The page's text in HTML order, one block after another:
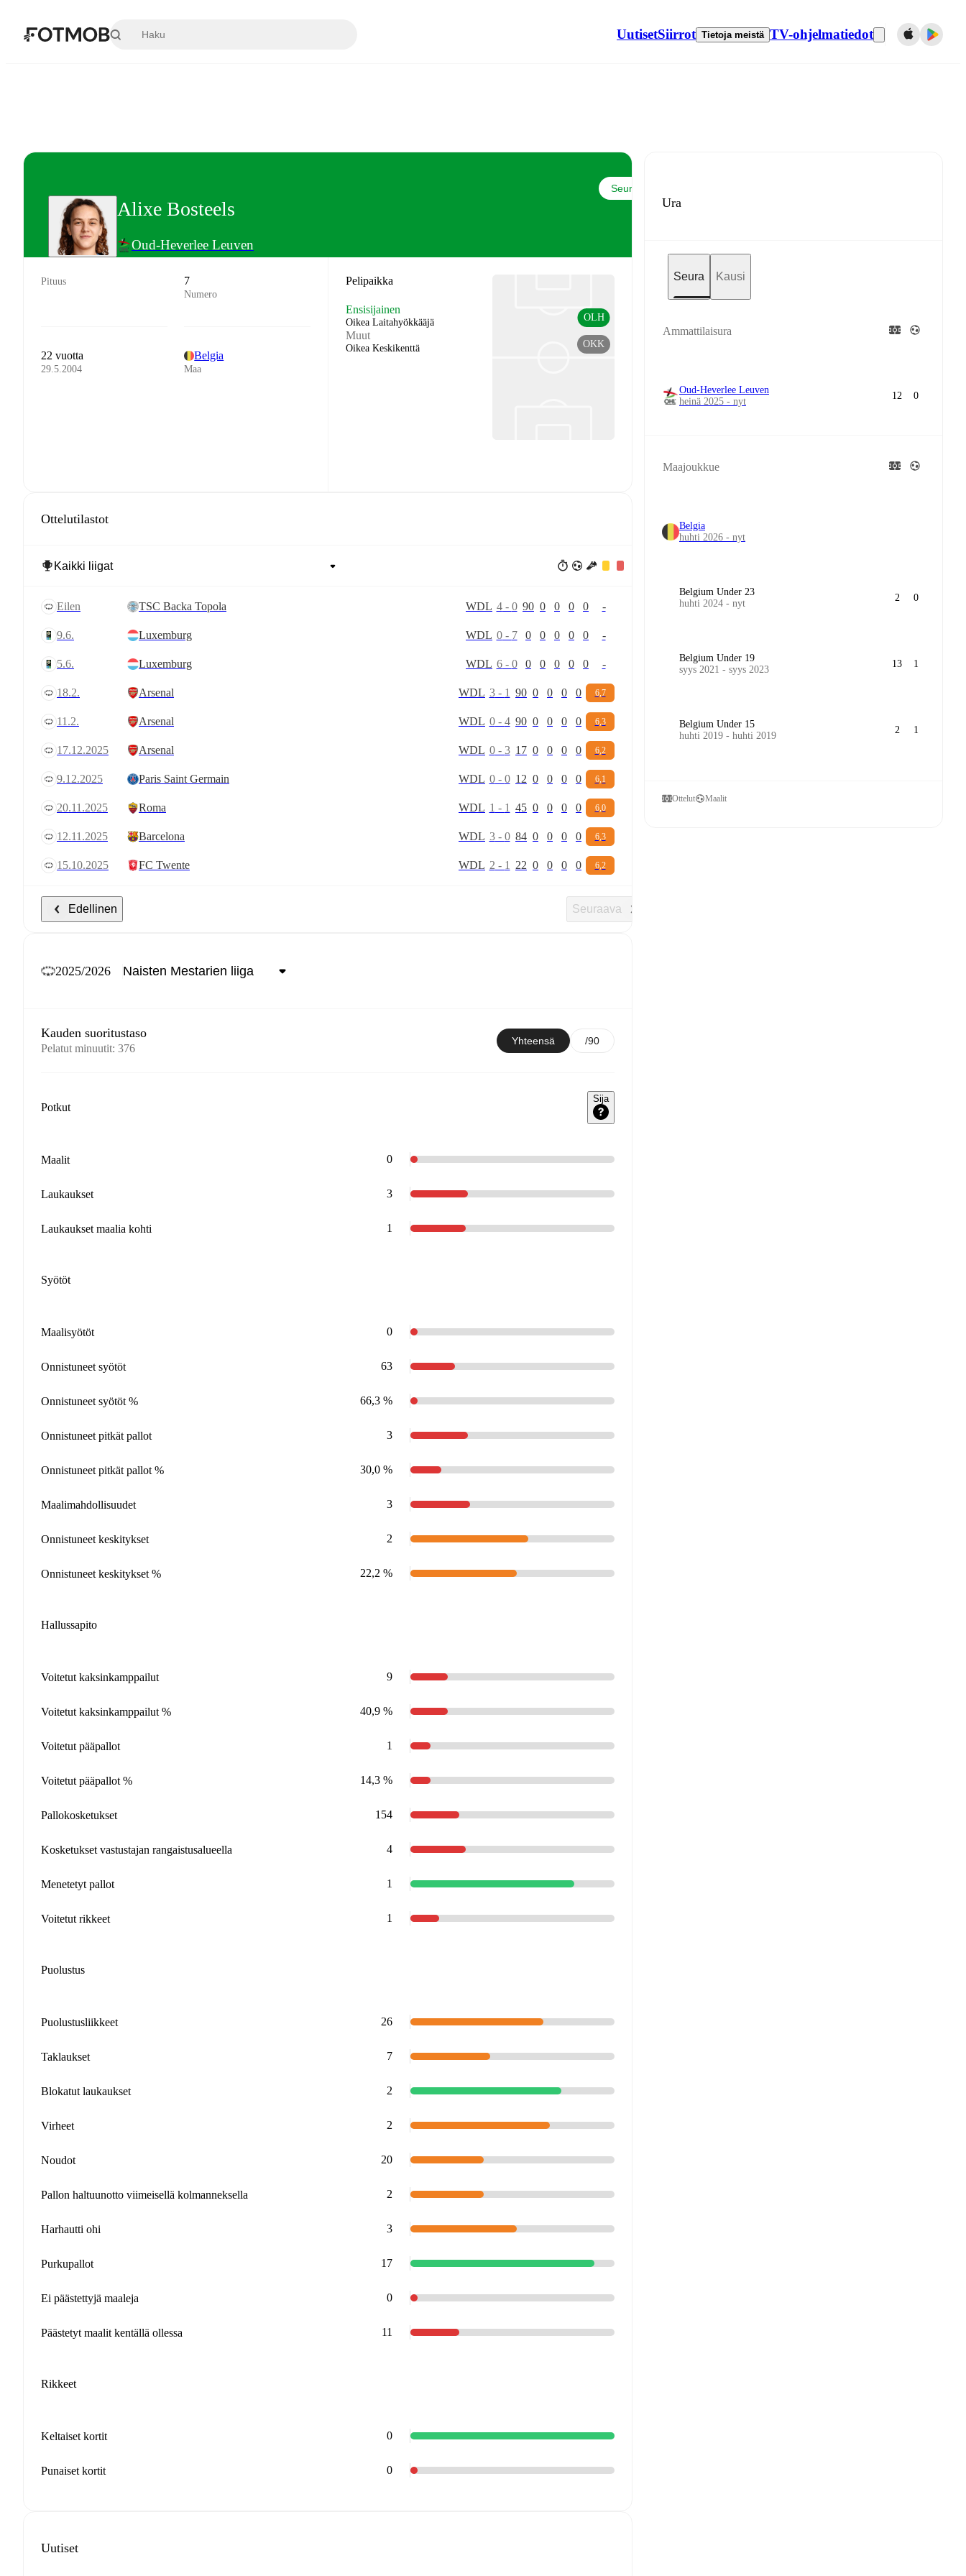
UutisetSiirrot Tietoja meistä TV-ohjelmatiedot
Alixe Bosteels
Oud-Heverlee Leuven
Seuraa
Pituus 7
Numero
22 vuotta
29.5.2004
Belgia
Maa
Pelipaikka
Ensisijainen
Oikea Laitahyökkääjä
Muut
Oikea Keskikenttä OKK
OLH
Ottelutilastot
eilen TSC Backa Topola WDL 4- 0 90 0 0 0 0 -
9.6. Luxemburg WDL 0- 7 0 0 0 0 0 -
5.6. Luxemburg WDL 6- 0 0 0 0 0 0 -
18.2. Arsenal WDL 3- 1 90 0 0 0 0 6,7
11.2. Arsenal WDL 0- 4 90 0 0 0 0 6,3
17.12.2025 Arsenal WDL 0- 3 17 0 0 0 0 6,2
9.12.2025 Paris Saint Germain WDL 0- 0 12 0 0 0 0 6,1
20.11.2025 Roma WDL 1 - 1 45 0 0 0 0 6,0
12.11.2025 Barcelona WDL 3- 0 84 0 0 0 0 6,3
15.10.2025 FC Twente WDL 2 - 1 22 0 0 0 0 6,2
Edellinen Seuraava
2025/2026
Kauden suoritustaso
Pelatut minuutit: 376
Yhteensä /90
Potkut
Sija
Maalit 0
Laukaukset 3
Laukaukset maalia kohti 1
Syötöt
Maalisyötöt 0
Onnistuneet syötöt 63
Onnistuneet syötöt % 66,3 %
Onnistuneet pitkät pallot 3
Onnistuneet pitkät pallot % 30,0 %
Maalimahdollisuudet 3
Onnistuneet keskitykset 2
Onnistuneet keskitykset % 22,2 %
Hallussapito
Voitetut kaksinkamppailut 9
Voitetut kaksinkamppailut % 40,9 %
Voitetut pääpallot 1
Voitetut pääpallot % 14,3 %
Pallokosketukset 154
Kosketukset vastustajan rangaistusalueella 4
Menetetyt pallot 1
Voitetut rikkeet 1
Puolustus
Puolustusliikkeet 26
Taklaukset 7
Blokatut laukaukset 2
Virheet 2
Noudot 20
Pallon haltuunotto viimeisellä kolmanneksella 2
Harhautti ohi 3
Purkupallot 17
Ei päästettyjä maaleja 0
Päästetyt maalit kentällä ollessa 11
Rikkeet
Keltaiset kortit 0
Punaiset kortit 0
Uutiset
Ura
Seura Kausi
Ammattilaisura
Oud-Heverlee Leuven
heinä 2025 - nyt
12 0
Maajoukkue
Belgia
huhti 2026 - nyt
Belgium Under 23
huhti 2024 - nyt
2 0
Belgium Under 19
syys 2021 - syys 2023
13 1
Belgium Under 15
huhti 2019 - huhti 2019
2 1
Ottelut Maalit